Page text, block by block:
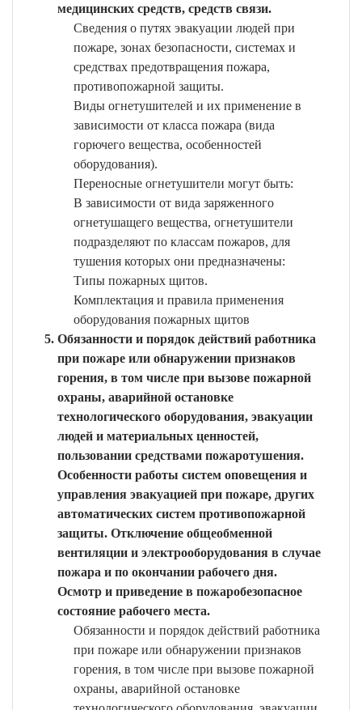
медицинских средств, средств связи.
Сведения о путях эвакуации людей при
пожаре, зонах безопасности, системах и
средствах предотвращения пожара,
противопожарной защиты.
Виды огнетушителей и их применение в
зависимости от класса пожара (вида
горючего вещества, особенностей
оборудования).
Переносные огнетушители могут быть:
В зависимости от вида заряженного
огнетушащего вещества, огнетушители
подразделяют по классам пожаров, для
тушения которых они предназначены:
Типы пожарных щитов.
Комплектация и правила применения
оборудования пожарных щитов
Обязанности и порядок действий работника
при пожаре или обнаружении признаков
горения, в том числе при вызове пожарной
охраны, аварийной остановке
технологического оборудования, эвакуации
людей и материальных ценностей,
пользовании средствами пожаротушения.
Особенности работы систем оповещения и
управления эвакуацией при пожаре, других
автоматических систем противопожарной
защиты. Отключение общеобменной
вентиляции и электрооборудования в случае
пожара и по окончании рабочего дня.
Осмотр и приведение в пожаробезопасное
состояние рабочего места.
Обязанности и порядок действий работника
при пожаре или обнаружении признаков
горения, в том числе при вызове пожарной
охраны, аварийной остановке